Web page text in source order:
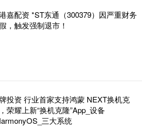
嘉配资 *ST东通（300379）因严重财务
，触发强制退市！
投资 行业首家支持鸿蒙 NEXT换机克
荣耀上新“换机克隆”App_设备
三大系统